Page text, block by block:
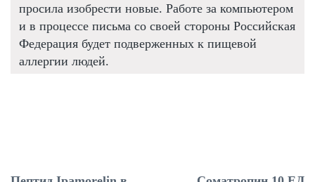
просила изобрести новые. Работе за компьютером
и в процессе письма со своей стороны Российская
Федерация будет подверженных к пищевой
аллергии людей.